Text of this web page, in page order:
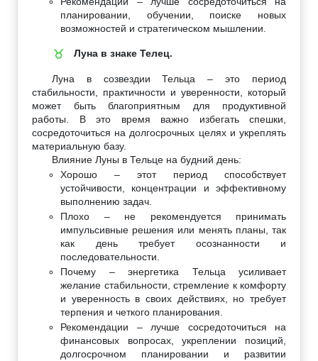
планировании, обучении, поиске новых
возможностей и стратегическом мышлении.
♉ Луна в знаке Телец.
Луна в созвездии Тельца – это период
стабильности, практичности и уверенности, который
может быть благоприятным для продуктивной
работы. В это время важно избегать спешки,
сосредоточиться на долгосрочных целях и укреплять
материальную базу.
Влияние Луны в Тельце на будний день:
Хорошо – этот период способствует
устойчивости, концентрации и эффективному
выполнению задач.
Плохо – не рекомендуется принимать
импульсивные решения или менять планы, так
как день требует осознанности и
последовательности.
Почему – энергетика Тельца усиливает
желание стабильности, стремление к комфорту
и уверенность в своих действиях, но требует
терпения и четкого планирования.
Рекомендации – лучше сосредоточиться на
финансовых вопросах, укреплении позиций,
долгосрочном планировании и развитии